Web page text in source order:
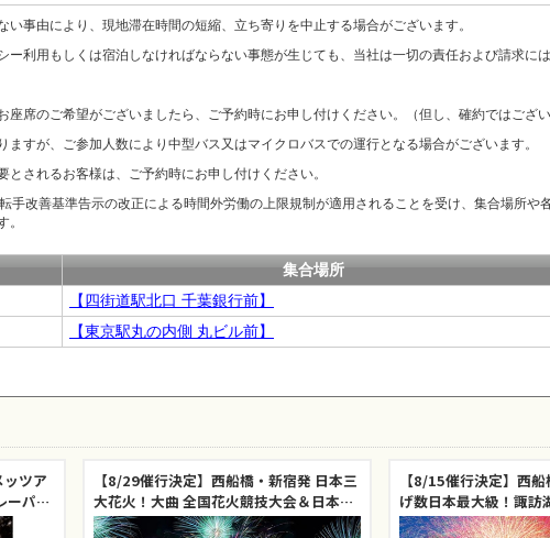
い事由により、現地滞在時間の短縮、立ち寄りを中止する場合がございます。
ー利用もしくは宿泊しなければならない事態が生じても、当社は一切の責任および請求に
座席のご希望がございましたら、ご予約時にお申し付けください。（但し、確約ではござ
ますが、ご参加人数により中型バス又はマイクロバスでの運行となる場合がございます。
とされるお客様は、ご予約時にお申し付けください。
手改善基準告示の改正による時間外労働の上限規制が適用されることを受け、集合場所や
。
集合場所
【四街道駅北口 千葉銀行前】
【東京駅丸の内側 丸ビル前】
ツア
ーパー
【8/29催行決定】西船橋・新宿発 日本三
大花火！大曲 全国花火競技大会＆日本三
景「松島」を巡る旅（イス席／夕食付）
【8/15催行決定】西
げ数日本最大級！諏訪湖祭 湖上花
＆高原リゾート「軽井